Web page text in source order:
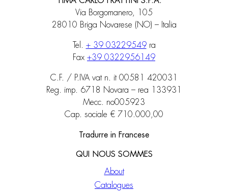
Via Borgomanero, 105
28010 Briga Novarese (NO) – Italia
Tel. + 39 03229549ra
Fax +39 0322956149
C.F. / P.IVA vat n. it 00581 420031
Reg. imp. 6718 Novara – rea 133931
Mecc. no005923
Cap. sociale € 710.000,00
Tradurre in Francese
QUI NOUS SOMMES
About
Catalogues